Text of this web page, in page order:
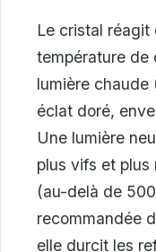
Le cristal réagit
température de
lumière
éclat doré,
Une lumière
plus vifs et plus
(au-delà de
recommandée
elle durcit les